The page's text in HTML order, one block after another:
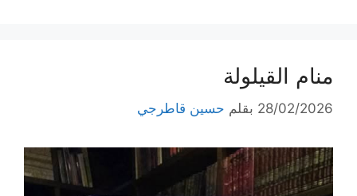
منام القيلولة
28/02/2026 بقلم حسين قاطرجي